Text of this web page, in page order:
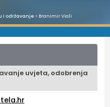
i održavanje > Branimir Viali
uvjeta, odobrenja